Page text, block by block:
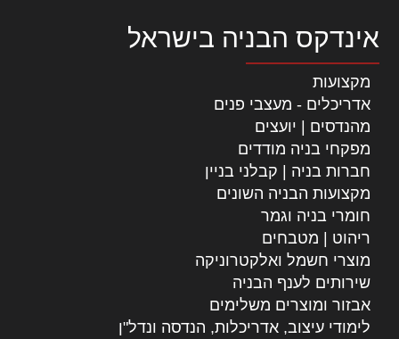
אינדקס הבניה בישראל
מקצועות
אדריכלים - מעצבי פנים
מהנדסים | יועצים
מפקחי בניה מודדים
חברות בניה | קבלני בניין
מקצועות הבניה השונים
חומרי בניה וגמר
ריהוט | מטבחים
מוצרי חשמל ואלקטרוניקה
שירותים לענף הבניה
אבזור ומוצרים משלימים
לימודי עיצוב, אדריכלות, הנדסה ונדל"ן